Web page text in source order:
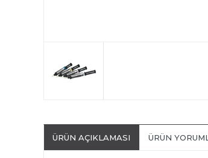
ÜRÜN AÇIKLAMASI ÜRÜN